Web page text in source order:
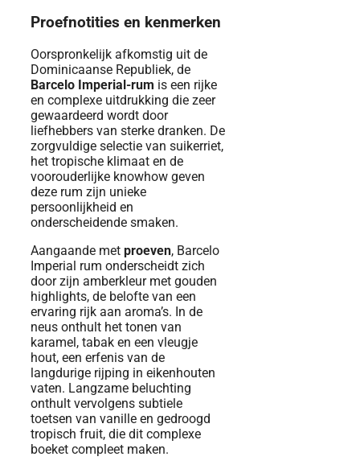
Proefnotities en kenmerken
Oorspronkelijk afkomstig uit de
Dominicaanse Republiek, de
Barcelo Imperial-rum is een rijke
en complexe uitdrukking die zeer
gewaardeerd wordt door
liefhebbers van sterke dranken. De
zorgvuldige selectie van suikerriet,
het tropische klimaat en de
voorouderlijke knowhow geven
deze rum zijn unieke
persoonlijkheid en
onderscheidende smaken.
Aangaande met proeven, Barcelo
Imperial rum onderscheidt zich
door zijn amberkleur met gouden
highlights, de belofte van een
ervaring rijk aan aroma’s. In de
neus onthult het tonen van
karamel, tabak en een vleugje
hout, een erfenis van de
langdurige rijping in eikenhouten
vaten. Langzame beluchting
onthult vervolgens subtiele
toetsen van vanille en gedroogd
tropisch fruit, die dit complexe
boeket compleet maken.